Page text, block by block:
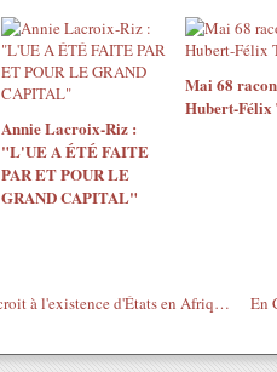
Annie Lacroix-Riz :
"L'UE A ÉTÉ FAITE
PAR ET POUR LE
GRAND CAPITAL"
Mai 68
Hubert-Félix
#2012 - Aucun Blanc ne croit à l'existence d'États en Afrique - On a gagné les élections... (2) - Grégory Protche -